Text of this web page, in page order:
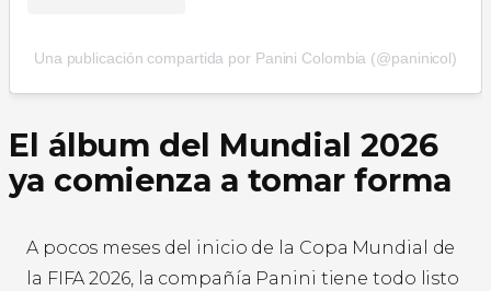
Una publicación compartida por Panini Colombia (@paninicol)
El álbum del Mundial 2026
ya comienza a tomar forma
A pocos meses del inicio de la Copa Mundial de
la FIFA 2026, la compañía Panini tiene todo listo